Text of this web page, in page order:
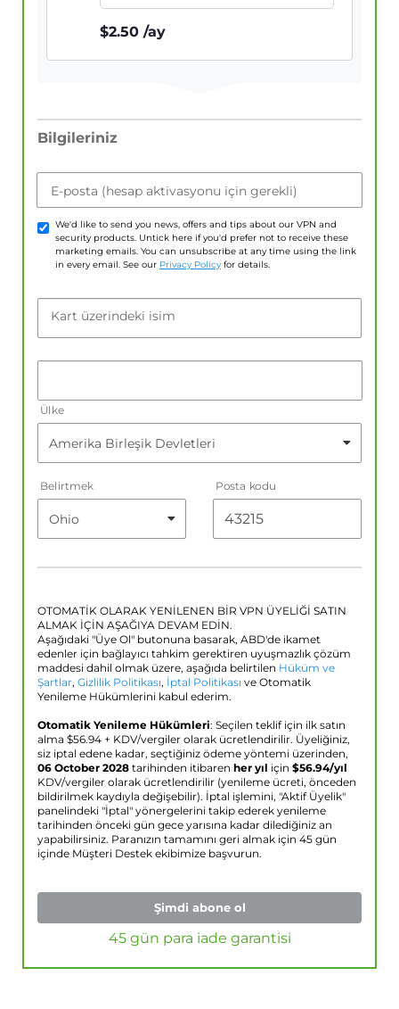
$2.50 /ay
Bilgileriniz
E-posta (hesap aktivasyonu için gerekli)
We'd like to send you news, offers and tips about our VPN and
security products. Untick here if you'd prefer not to receive these
marketing emails. You can unsubscribe at any time using the link
in every email. See our Privacy Policy for details.
Kart üzerindeki isim
Ülke
Belirtmek Posta kodu
OTOMATİK OLARAK YENİLENEN BİR VPN ÜYELİĞİ SATIN
ALMAK İÇİN AŞAĞIYA DEVAM EDİN.
Aşağıdaki "Üye Ol" butonuna basarak, ABD'de ikamet
edenler için bağlayıcı tahkim gerektiren uyuşmazlık çözüm
maddesi dahil olmak üzere, aşağıda belirtilen Hüküm ve
Şartlar, Gizlilik Politikası, İptal Politikası ve Otomatik
Yenileme Hükümlerini kabul ederim.
Otomatik Yenileme Hükümleri: Seçilen teklif için ilk satın
alma $56.94 + KDV/vergiler olarak ücretlendirilir. Üyeliğiniz,
siz iptal edene kadar, seçtiğiniz ödeme yöntemi üzerinden,
06 October 2028 tarihinden itibaren her yıl için $56.94/yıl
KDV/vergiler olarak ücretlendirilir (yenileme ücreti, önceden
bildirilmek kaydıyla değişebilir). İptal işlemini, "Aktif Üyelik"
panelindeki "İptal" yönergelerini takip ederek yenileme
tarihinden önceki gün gece yarısına kadar dilediğiniz an
yapabilirsiniz. Paranızın tamamını geri almak için 45 gün
içinde Müşteri Destek ekibimize başvurun.
Şimdi abone ol
45 gün para iade garantisi